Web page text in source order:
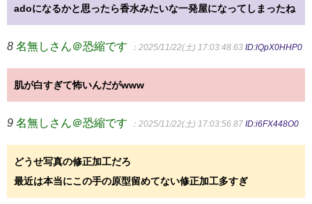
adoになるかと思ったら香水みたいな一発屋になってしまったね
8 名無しさん＠恐縮です ：2025/11/22(土) 17:03:48.63 ID:lQpX0HHP0
肌が白すぎて怖いんだがwww
9 名無しさん＠恐縮です ：2025/11/22(土) 17:03:56.87 ID:i6FX448O0
どうせ写真の修正加工だろ
最近は本当にこの手の原型留めてない修正加工多すぎ